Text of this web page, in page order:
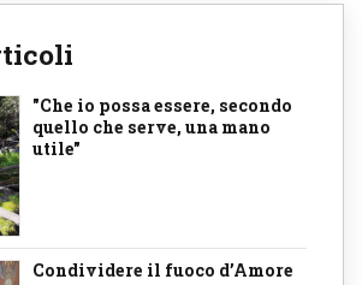
"Che io possa essere, secondo
quello che serve, una mano
utile"
Condividere il fuoco d’Amore